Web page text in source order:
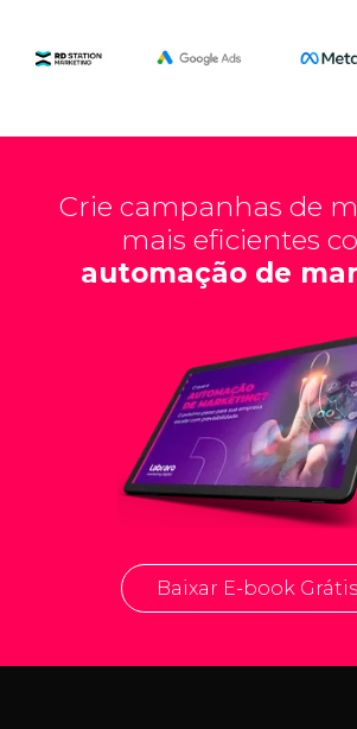
Crie campanhas de
mais eficientes
automação de
Baixar E-book Grátis